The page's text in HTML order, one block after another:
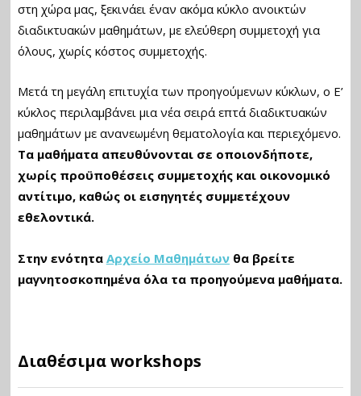
στη χώρα μας, ξεκινάει έναν ακόμα κύκλο ανοικτών
διαδικτυακών μαθημάτων, με ελεύθερη συμμετοχή για
όλους, χωρίς κόστος συμμετοχής.
Μετά τη μεγάλη επιτυχία των προηγούμενων κύκλων, ο Ε’
κύκλος περιλαμβάνει μια νέα σειρά επτά διαδικτυακών
μαθημάτων με ανανεωμένη θεματολογία και περιεχόμενο.
Τα μαθήματα απευθύνονται σε οποιονδήποτε,
χωρίς προϋποθέσεις συμμετοχής και οικονομικό
αντίτιμο, καθώς οι εισηγητές συμμετέχουν
εθελοντικά.
Στην ενότητα Αρχείο Μαθημάτωνθα βρείτε
μαγνητοσκοπημένα όλα τα προηγούμενα μαθήματα.
Διαθέσιμα workshops